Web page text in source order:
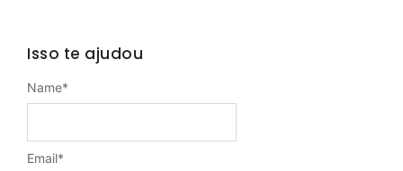
Isso te ajudou
Name*
Email*